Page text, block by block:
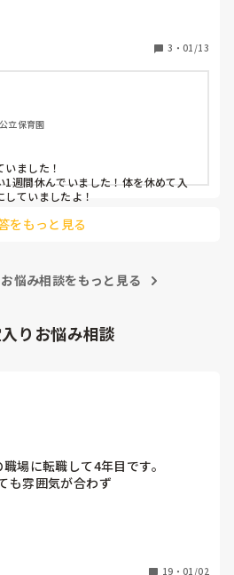
3 ・ 01/13
立保育園
ました！
1週間休んでいました！体を休めて入
ていましたよ！
をもっと見る
お悩み相談をもっと見る
りお悩み相談
場に転職して4年目です。
も雰囲気が合わず
。
上から何十年という先生がほとん
多く、
19 ・ 01/02